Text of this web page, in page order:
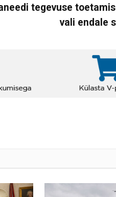
tegevuse
vali endale